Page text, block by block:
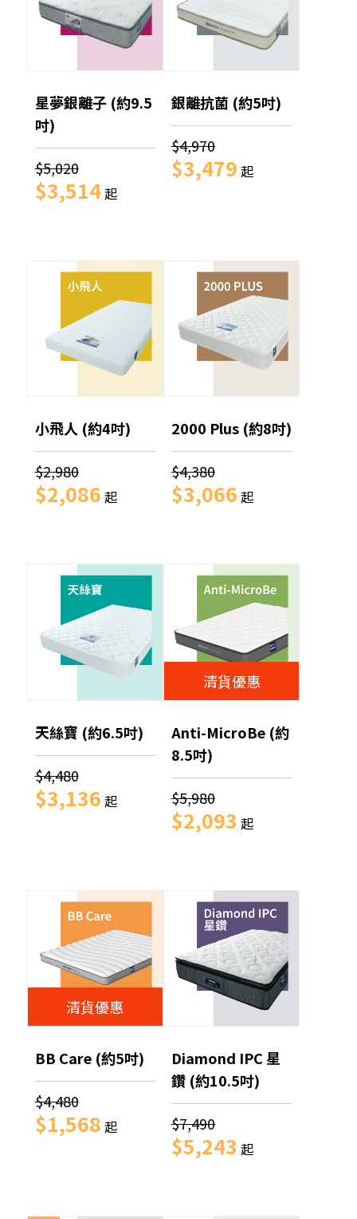
星夢銀離子 (約9.5
吋)
$5,020
$3,514起
銀離抗菌 (約5吋)
$4,970
$3,479 起
小飛人 (約4吋)
$2,980
$2,086 起
2000 Plus (約8吋)
$4,380
$3,066 起
天絲寶 (約6.5吋)
$4,480
$3,136 起
清貨優惠
Anti-MicroBe (約
8.5吋)
$5,980
$2,093 起
清貨優惠
BB Care (約5吋)
$4,480
$1,568 起
Diamond IPC 星
鑽 (約10.5吋)
$7,490
$5,243 起